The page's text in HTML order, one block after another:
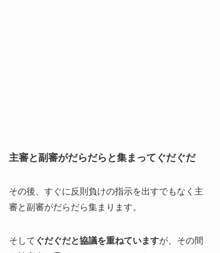
主審と副審がだらだらと集まってぐだぐだ
その後、すぐに反則負けの指示を出すでもなく主
審と副審がだらだら集まります。
そして ぐだぐだと協議を重ねていますが、その間